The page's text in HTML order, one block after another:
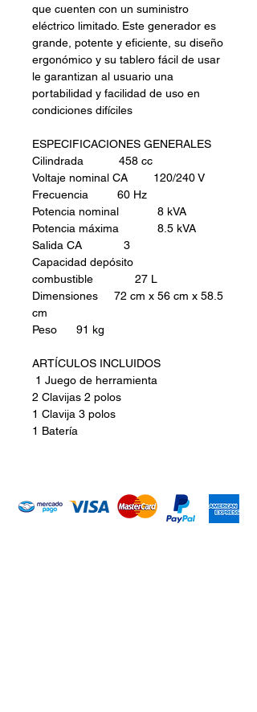
que cuenten con un suministro
eléctrico limitado. Este generador es
grande, potente y eficiente, su diseño
ergonómico y su tablero fácil de usar
le garantizan al usuario una
portabilidad y facilidad de uso en
condiciones difíciles
ESPECIFICACIONES GENERALES
Cilindrada 458 cc
Voltaje nominal CA 120/240 V
Frecuencia 60 Hz
Potencia nominal 8 kVA
Potencia máxima 8.5 kVA
Salida CA 3
Capacidad depósito
combustible 27 L
Dimensiones 72 cm x 56 cm x 58.5
cm
Peso 91 kg
ARTÍCULOS INCLUIDOS
1 Juego de herramienta
2 Clavijas 2 polos
1 Clavija 3 polos
1 Batería